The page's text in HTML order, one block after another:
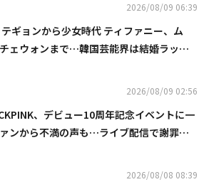
2026/08/09 06:39
テギョンから少女時代 ティファニー、ム
ェウォンまで…韓国芸能界は結婚ラッシ
2026/08/09 02:56
、デビュー10周年記念イベントに一
ンから不満の声も…ライブ配信で謝罪
2026/08/08 08:39